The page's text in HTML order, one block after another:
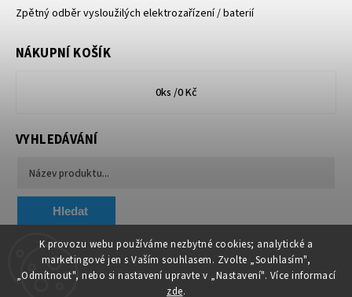
K provozu webu používáme nezbytné cookies; analytické a
marketingové jen s Vaším souhlasem. Zvolte „Souhlasím",
„Odmítnout", nebo si nastavení upravte v „Nastavení". Více informací
zde.
Zpětný odběr vysloužilých elektrozařízení / baterií
NÁKUPNÍ KOŠÍK
0ks /0 Kč
VYHLEDÁVÁNÍ
Hledat
Chytit a koupit VA & MA, s.r.o.